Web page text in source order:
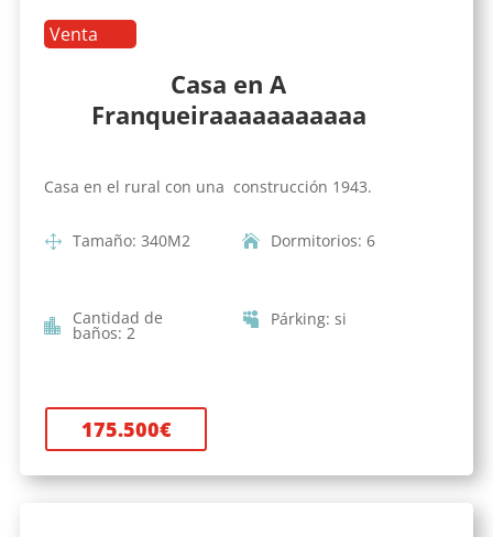
Venta
Casa en A
Franqueiraaaaaaaaaaa
Casa en el rural con una construcción 1943.
Tamaño: 340M2 Dormitorios: 6
Cantidad de
baños: 2
Párking: si
175.500€